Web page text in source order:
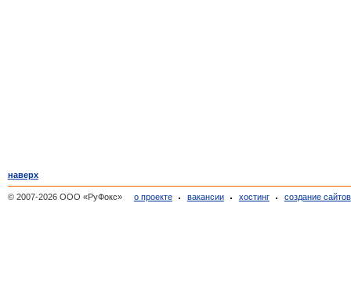
наверх
© 2007-2026 ООО «РуФокс» о проекте вакансии хостинг создание сайтов